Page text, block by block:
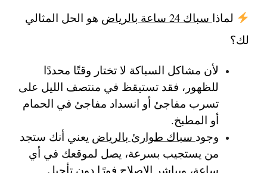
لماذا سباك 24 ساعة بالرياض
هو الحل المثالي
لك؟
لأن مشاكل السباكة لا تختار وقتًا محددًا
للظهور، فقد تستيقظ في منتصف الليل على
تسرب مفاجئ أو انسداد مفاجئ في الحمام
أو المطبخ.
وجود سباك طوارئ بالرياض يعني أنك ستجد
من يستجيب بسرعة، يصل لموقعك في أي
ساعة، ويباشر الإصلاح فورًا دون تأجيل.